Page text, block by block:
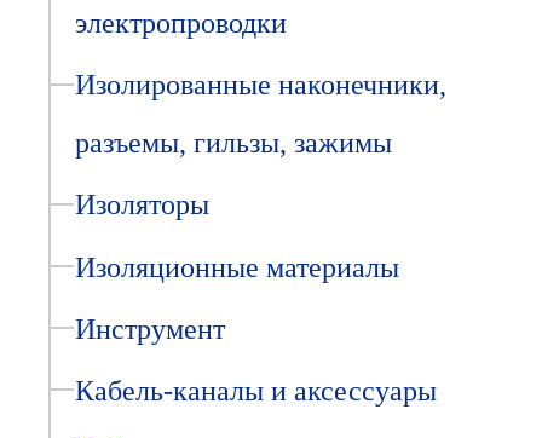
электропроводки
Изолированные наконечники,
разъемы, гильзы, зажимы
Изоляторы
Изоляционные материалы
Инструмент
Кабель-каналы и аксессуары